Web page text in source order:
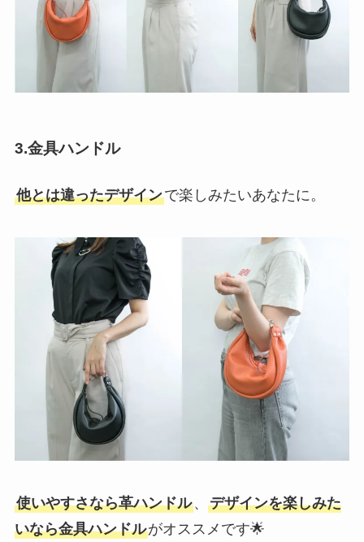
3.金具ハンドル
他とは違ったデザインで楽しみたいあなたに。
使いやすさなら革ハンドル、 デザインを楽しみた
いなら金具ハンドルがオススメです🌟